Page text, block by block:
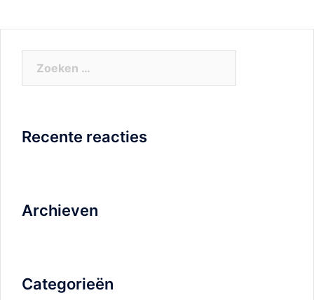
Recente reacties
Archieven
Categorieën